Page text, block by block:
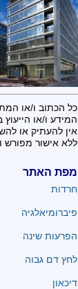
כל הכתוב ו/או
המידע ו/או
אין להעתיק או
ללא אישור מפורש
מפת האתר
חרדות
פיברומיאלגיה
הפרעות שינה
לחץ דם גבוה
דיכאון